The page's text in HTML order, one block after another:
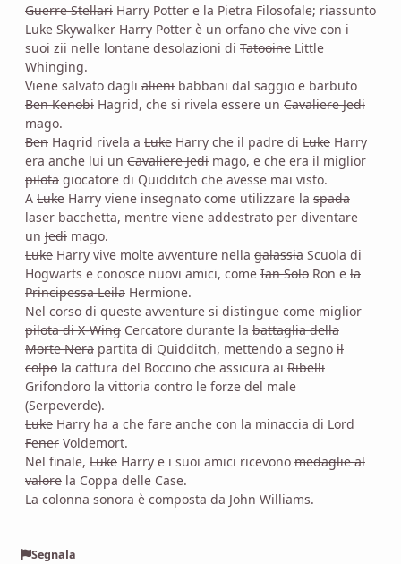
Guerre Stellari Harry Potter e la Pietra Filosofale; riassunto
Luke Skywalker Harry Potter è un orfano che vive con i
suoi zii nelle lontane desolazioni di Tatooine Little
Whinging.
Viene salvato dagli alieni babbani dal saggio e barbuto
Ben Kenobi Hagrid, che si rivela essere un Cavaliere Jedi
mago.
Ben Hagrid rivela a Luke Harry che il padre di Luke Harry
era anche lui un Cavaliere Jedi mago, e che era il miglior
pilota giocatore di Quidditch che avesse mai visto.
A Luke Harry viene insegnato come utilizzare la spada
laser bacchetta, mentre viene addestrato per diventare
un Jedi mago.
Luke Harry vive molte avventure nella galassia Scuola di
Hogwarts e conosce nuovi amici, come Ian Solo Ron e la
Principessa Leila Hermione.
Nel corso di queste avventure si distingue come miglior
pilota di X-Wing Cercatore durante la battaglia della
Morte Nera partita di Quidditch, mettendo a segno il
colpo la cattura del Boccino che assicura ai Ribelli
Grifondoro la vittoria contro le forze del male
(Serpeverde).
Luke Harry ha a che fare anche con la minaccia di Lord
Fener Voldemort.
Nel finale, Luke Harry e i suoi amici ricevono medaglie al
valore la Coppa delle Case.
La colonna sonora è composta da John Williams.
Segnala